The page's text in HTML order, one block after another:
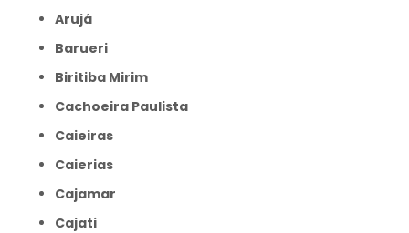
Arujá
Barueri
Biritiba Mirim
Cachoeira Paulista
Caieiras
Caierias
Cajamar
Cajati